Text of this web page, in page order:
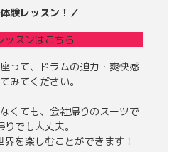
験レッスン！／
ッスンはこちら
って、ドラムの迫力・爽快感
みてください。
くても、会社帰りのスーツで
りでも大丈夫。
を楽しむことができます！